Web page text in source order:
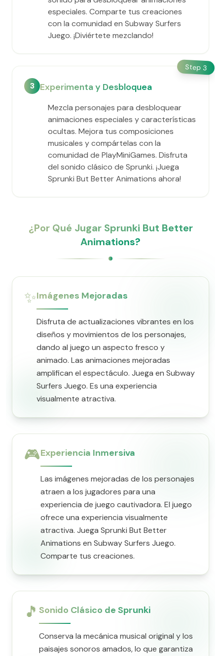
especiales. Comparte tus creaciones
con la comunidad en Subway Surfers
Juego. ¡Diviértete mezclando!
Step 3
3 Experimenta y Desbloquea
Mezcla personajes para desbloquear
animaciones especiales y características
ocultas. Mejora tus composiciones
musicales y compártelas con la
comunidad de PlayMiniGames. Disfruta
del sonido clásico de Sprunki. ¡Juega
Sprunki But Better Animations ahora!
¿Por Qué Jugar Sprunki But Better
Animations?
✨Imágenes Mejoradas
Disfruta de actualizaciones vibrantes en los
diseños y movimientos de los personajes,
dando al juego un aspecto fresco y
animado. Las animaciones mejoradas
amplifican el espectáculo. Juega en Subway
Surfers Juego. Es una experiencia
visualmente atractiva.
🎮Experiencia Inmersiva
Las imágenes mejoradas de los personajes
atraen a los jugadores para una
experiencia de juego cautivadora. El juego
ofrece una experiencia visualmente
atractiva. Juega Sprunki But Better
Animations en Subway Surfers Juego.
Comparte tus creaciones.
🎵 Sonido Clásico de Sprunki
Conserva la mecánica musical original y los
paisajes sonoros amados, lo que garantiza